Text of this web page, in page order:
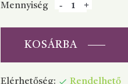
Mennyiség
KOSÁRBA
Elérhetőség:  Rendelhető